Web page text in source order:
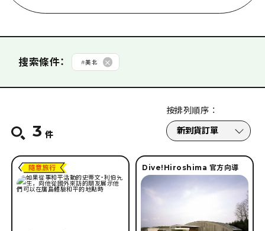
按類型搜索
#潛入!廣島官方向導 #廣島隨意旅行
從分類搜索
博物館·美術館 #享受夜晚
# 學習·體驗 #治癒 逛街
#享受豐富的自然
# 修學旅遊 個人旅遊
#與朋友一起 #夫妻·情侶 帶家人
#短途旅行 #半天 #一日遊
冬天
搜索條件： #美北
3 件
按排列順序 ：
Dive!Hiroshima 官方向導